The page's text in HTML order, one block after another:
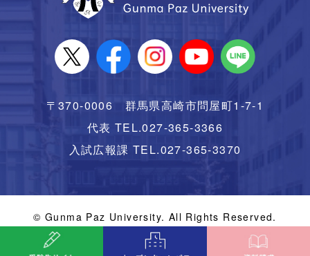
〒370-0006 群馬県高崎市問屋町1-7-1
代表 TEL.027-365-3366
入試広報課 TEL.027-365-3370
© Gunma Paz University. All Rights Reserved.